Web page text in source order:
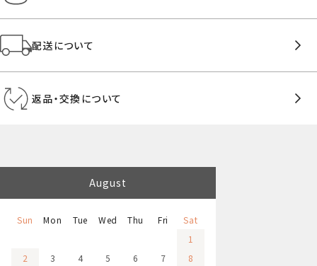
配送について
返品・交換について
August
Sun Mon Tue Wed Thu Fri
Sat
1
2
3 4 5 6 7
8